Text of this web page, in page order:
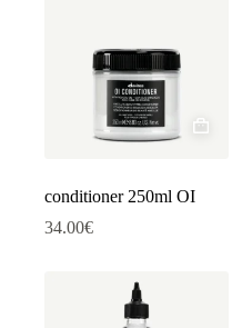
conditioner 250ml OI
34.00€